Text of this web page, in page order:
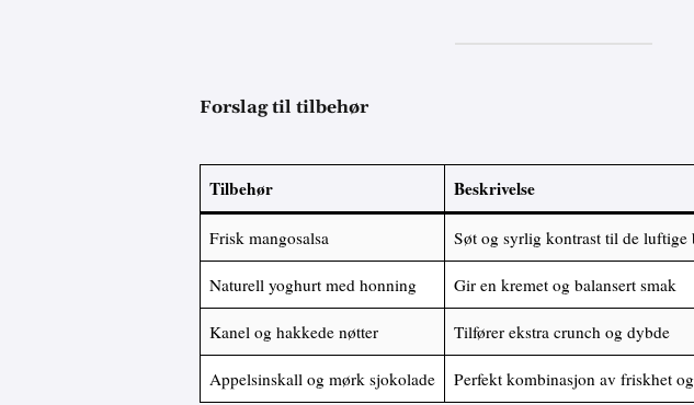
Forslag til tilbehør
Tilbehør Beskrivelse
Frisk mangosalsa Søt og syrlig kontrast til de luftige
Naturell yoghurt med honning Gir en kremet og balansert smak
Kanel og hakkede nøtter Tilfører ekstra crunch og dybde
Appelsinskall og mørk sjokolade Perfekt kombinasjon av friskhet